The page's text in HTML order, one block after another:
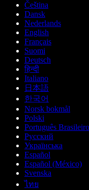
Čeština
Dansk
Nederlands
English
Français
Suomi
Deutsch
हिन्दी
Italiano
日本語
한국어
Norsk bokmål
Polski
Português Brasileiro
Русский
Українська
Español
Español (México)
Svenska
ไทย